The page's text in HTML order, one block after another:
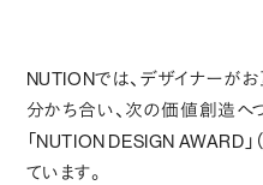
NUTIONでは、デザイナーが
分かち合い、次の価値創造へ
「NUTION DESIGN AWARD
ています。